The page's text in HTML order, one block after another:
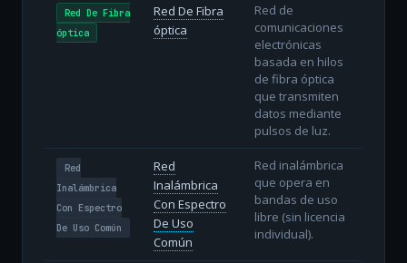
Red De Fibra
óptica
Red De Fibra
óptica
Red de
comunicaciones
electrónicas
basada en hilos
de fibra óptica
que transmiten
datos mediante
pulsos de luz.
Red
Inalámbrica
Con Espectro
De Uso Común
Red
Inalámbrica
Con Espectro
De Uso
Común
Red inalámbrica
que opera en
bandas de uso
libre (sin licencia
individual).